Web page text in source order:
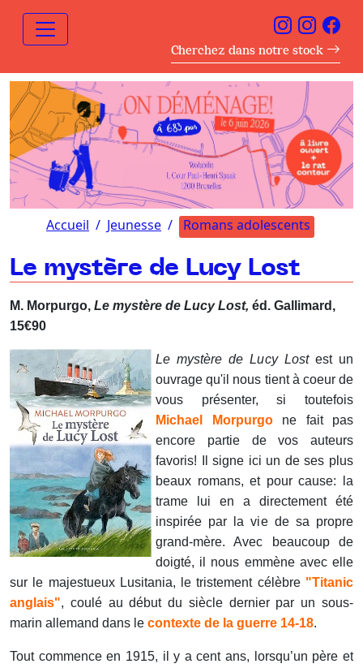
Cherchez dans notre stock
Accueil Jeunesse Romans adolescents
Le mystère de Lucy Lost
M. Morpurgo, Le mystère de Lucy Lost, éd. Gallimard,
15€90
Le mystère de Lucy Lostest un
ouvrage qu'il nous tient à coeur de
vous présenter, si toutefois
Michael Morpurgone fait pas
encore partie de vos auteurs
favoris! Il signe ici un de ses plus
beaux romans, et pour cause: la
trame lui en a directement été
inspirée par la vie de sa propre
grand-mère. Avec beaucoup de
doigté, il nous emmène avec elle
sur le majestueux Lusitania, le tristement célèbre "Titanic
anglais", coulé au début du siècle dernier par un sous-
marin allemand dans le contexte de la guerre 14-18.
Tout commence en 1915, il y a cent ans, lorsqu’un père et